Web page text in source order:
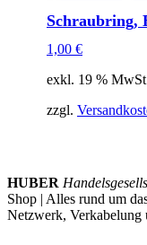
Schraubring,
1,00 €
exkl. 19 %
zzgl.
HUBER
Shop | Alles rund um
Netzwerk, Verkabelung